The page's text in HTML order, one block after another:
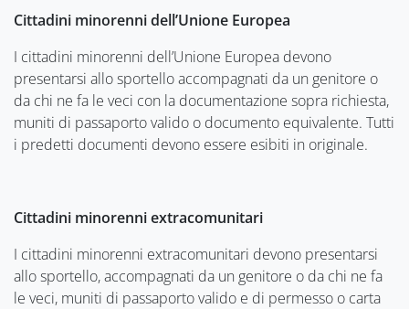
Cittadini minorenni dell’Unione Europea
I cittadini minorenni dell’Unione Europea devono
presentarsi allo sportello accompagnati da un genitore o
da chi ne fa le veci con la documentazione sopra richiesta,
muniti di passaporto valido o documento equivalente. Tutti
i predetti documenti devono essere esibiti in originale.
Cittadini minorenni extracomunitari
I cittadini minorenni extracomunitari devono presentarsi
allo sportello, accompagnati da un genitore o da chi ne fa
le veci, muniti di passaporto valido e di permesso o carta